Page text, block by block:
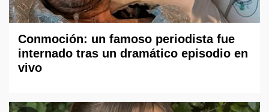
Conmoción: un famoso periodista fue
internado tras un dramático episodio en
vivo